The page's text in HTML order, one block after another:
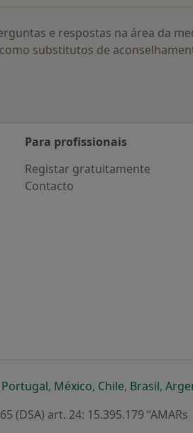
e respostas na área da
substitutos de
Para profissionais
Registar gratuitamente
Contacto
novo separador
num novo separador
Portugalabre num novo separador
, Méxicoabre num novo
, Chileabre num
, Brasilabre
,
(DSA) art. 24: 15.395.179 “AMARs